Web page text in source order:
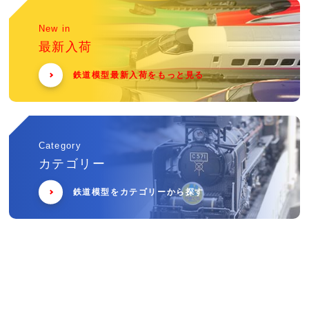
New in
最新入荷
鉄道模型最新入荷をもっと見る
Category
カテゴリー
鉄道模型をカテゴリーから探す